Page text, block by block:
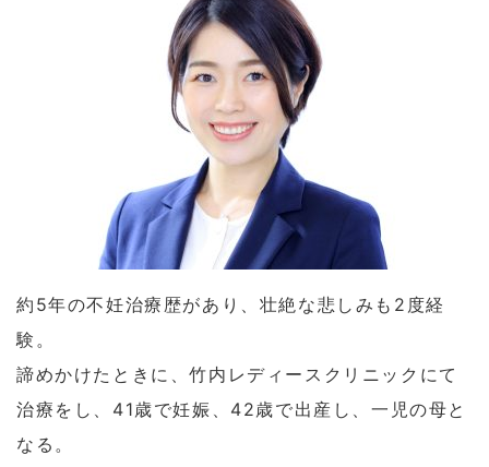
約5年の不妊治療歴があり、壮絶な悲しみも2度経
験。
諦めかけたときに、竹内レディースクリニックにて
治療をし、41歳で妊娠、42歳で出産し、一児の母と
なる。